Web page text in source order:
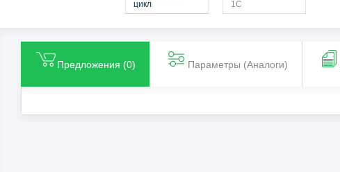
Предложения (0) Параметры (Aналоги)